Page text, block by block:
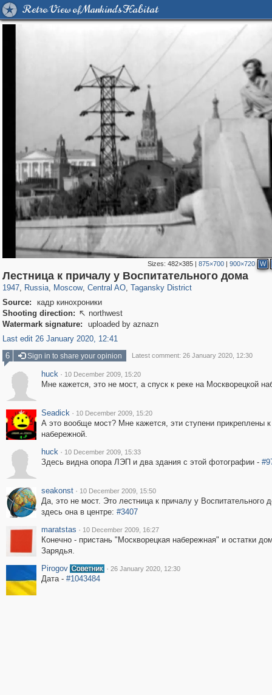
Retro View of Mankind's Habitat
Sizes:482×385 |875×700 |900×720 W
Лестница к причалу у Воспитательного дома
1947, Russia
1,406,849 29,243
, Moscow
319,861 8,286
, Central AO
160,009 5,916
, Tagansky District
10,740 402
Source:
кадр кинохроники
Shooting direction:  northwest
Watermark signature:
uploaded by aznazn
Last edit 26 January 2020, 12:41
6
Sign in to share your opinion Latest comment: 26 January 2020, 12:30
huck · 10 December 2009, 15:20
Мне кажется, это не мост, а спуск к реке на Москворецкой
Seadick · 10 December 2009, 15:20
А это вообще мост? Мне кажется, эти ступени прикреплены к
набережной.
huck · 10 December 2009, 15:33
Здесь видна опора ЛЭП и два здания с этой фотографии -
seakonst · 10 December 2009, 15:50
Да, это не мост. Это лестница к причалу у Воспитательного
здесь она в центре: #3407
maratstas · 10 December 2009, 16:27
Конечно - пристань "Москворецкая набережная" и остатки
Зарядья.
Pirogov
· 26 January 2020, 12:30
Дата - #1043484